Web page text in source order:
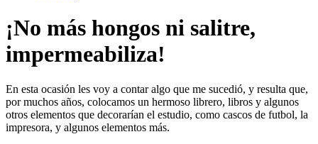
¡No más hongos ni salitre,
impermeabiliza!
En esta ocasión les voy a contar algo que me sucedió, y resulta que,
por muchos años, colocamos un hermoso librero, libros y algunos
otros elementos que decorarían el estudio, como cascos de futbol, la
impresora, y algunos elementos más.